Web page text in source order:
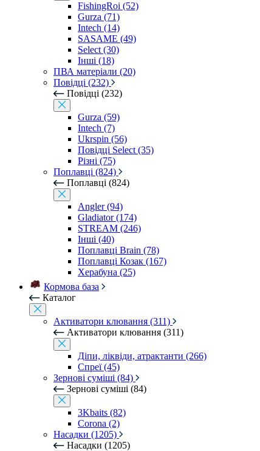
FishingRoi (52)
Gurza (71)
Intech (14)
SASAME (49)
Select (30)
Інші (18)
ПВА матеріали (20)
Повідці (232)
Повідці (232)
Gurza (59)
Intech (7)
Ukrspin (56)
Повідці Select (35)
Різні (75)
Поплавці (824)
Поплавці (824)
Angler (94)
Gladiator (174)
STREAM (246)
Інші (40)
Поплавці Brain (78)
Поплавці Козак (167)
Херабуна (25)
Кормова база
Каталог
Активатори клювання (311)
Активатори клювання (311)
Діпи, ліквіди, атрактанти (266)
Спреї (45)
Зернові суміші (84)
Зернові суміші (84)
3Kbaits (82)
Corona (2)
Насадки (1205)
Насадки (1205)